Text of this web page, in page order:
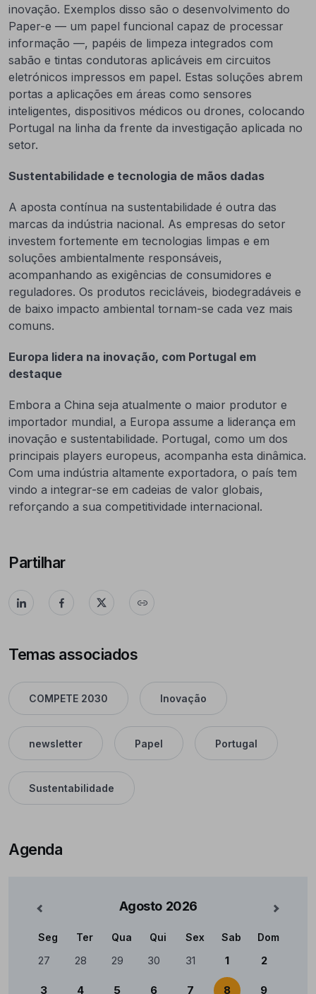
inovação. Exemplos disso são o desenvolvimento do
Paper-e — um papel funcional capaz de processar
informação —, papéis de limpeza integrados com
sabão e tintas condutoras aplicáveis em circuitos
eletrónicos impressos em papel. Estas soluções abrem
portas a aplicações em áreas como sensores
inteligentes, dispositivos médicos ou drones, colocando
Portugal na linha da frente da investigação aplicada no
setor.
Sustentabilidade e tecnologia de mãos dadas
A aposta contínua na sustentabilidade é outra das
marcas da indústria nacional. As empresas do setor
investem fortemente em tecnologias limpas e em
soluções ambientalmente responsáveis,
acompanhando as exigências de consumidores e
reguladores. Os produtos recicláveis, biodegradáveis e
de baixo impacto ambiental tornam-se cada vez mais
comuns.
Europa lidera na inovação, com Portugal em
destaque
Embora a China seja atualmente o maior produtor e
importador mundial, a Europa assume a liderança em
inovação e sustentabilidade. Portugal, como um dos
principais players europeus, acompanha esta dinâmica.
Com uma indústria altamente exportadora, o país tem
vindo a integrar-se em cadeias de valor globais,
reforçando a sua competitividade internacional.
Partilhar
Temas associados
COMPETE 2030 Inovação
newsletter Papel Portugal
Sustentabilidade
Agenda
Agosto 2026 Mês
Calendário
Seg Ter Qua Qui Sex Sab Dom
27 28 29 30 31 1 2
3 4 5 6 7 8 9